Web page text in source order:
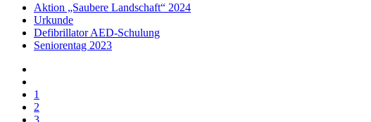
Aktion „Saubere Landschaft“ 2024
Urkunde
Defibrillator AED-Schulung
Seniorentag 2023
1
2
3